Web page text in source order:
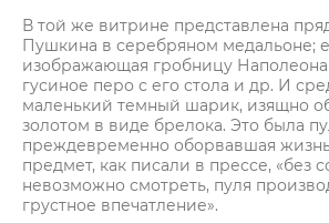
В той же витрине представлена
Пушкина в серебряном медальоне;
изображающая гробницу Наполеона
гусиное перо с его стола и др. И
маленький темный шарик, изящно
золотом в виде брелока. Это была
преждевременно оборвавшая жизнь
предмет, как писали в прессе, «без
невозможно смотреть, пуля
грустное впечатление».